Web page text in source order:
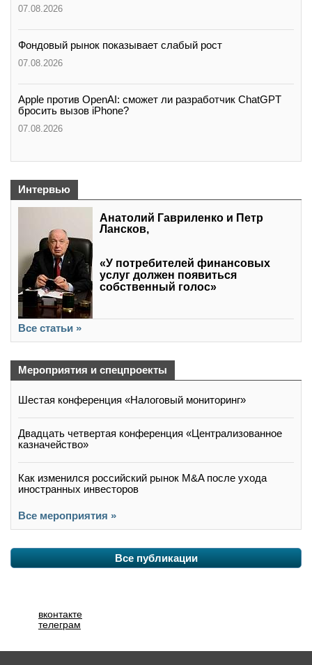
07.08.2026
Фондовый рынок показывает слабый рост
07.08.2026
Apple против OpenAI: сможет ли разработчик ChatGPT
бросить вызов iPhone?
07.08.2026
Интервью
Анатолий Гавриленко и Петр
Лансков,
«У потребителей финансовых
услуг должен появиться
собственный голос»
Все статьи »
Мероприятия и спецпроекты
Шестая конференция «Налоговый мониторинг»
Двадцать четвертая конференция «Централизованное
казначейство»
Как изменился российский рынок M&A после ухода
иностранных инвесторов
Все мероприятия »
Все публикации
вконтакте
телеграм